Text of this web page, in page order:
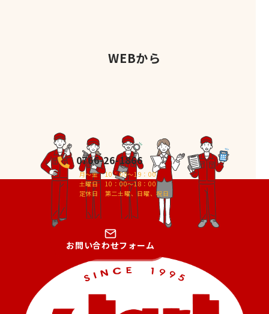
0766-26-1866
月～金 10：00～19：00
土曜日 10：00～18：00
定休日 第二土曜、日曜、祝日
WEBから
お問い合わせフォーム